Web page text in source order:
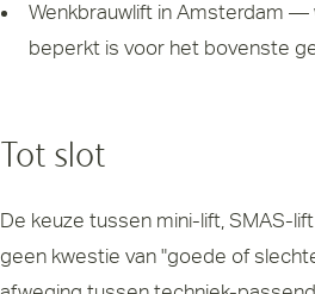
Wenkbrauwlift in Amsterdam —
beperkt is voor het bovenste
Tot slot
De keuze tussen mini-lift, SMAS-
geen kwestie van "goede of